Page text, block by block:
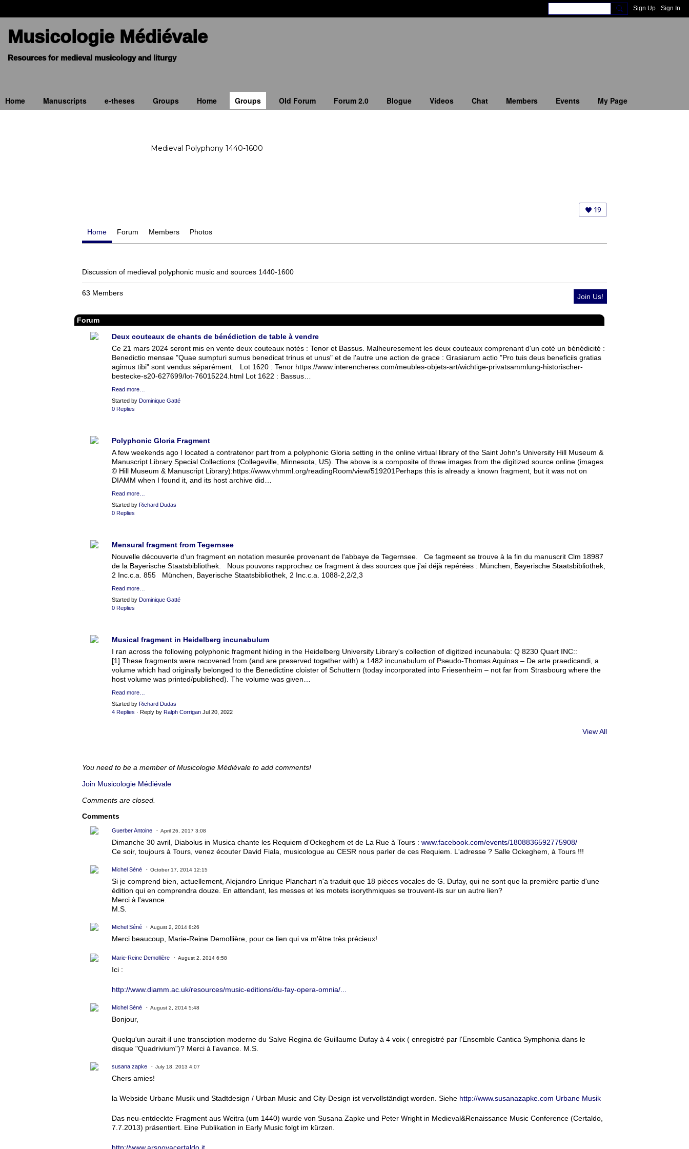
Sign Up Sign In
Musicologie Médiévale
Home Manuscripts e-theses Groups Home Groups Old Forum Forum 2.0 Blogue Videos Chat Members Events My Page
Medieval Polyphony 1440-1600
19
Home Forum Members Photos
Discussion of medieval polyphonic music and sources 1440-1600
63 Members Join Us!
Forum
Deux couteaux de chants de bénédiction de table à vendre
Ce 21 mars 2024 seront mis en vente deux couteaux notés : Tenor et Bassus. Malheuresement les deux couteaux comprenant d'un coté un bénédicité :
Benedictio mensae "Quae sumpturi sumus benedicat trinus et unus" et de l'autre une action de grace : Grasiarum actio "Pro tuis deus beneficiis gratias
agimus tibi" sont vendus séparément. Lot 1620 : Tenor https://www.interencheres.com/meubles-objets-art/wichtige-privatsammlung-historischer-
bestecke-s20-627699/lot-76015224.html Lot 1622 : Bassus…
Read more…
Started by Dominique Gatté
0 Replies
Polyphonic Gloria Fragment
A few weekends ago I located a contratenor part from a polyphonic Gloria setting in the online virtual library of the Saint John's University Hill Museum &
Manuscript Library Special Collections (Collegeville, Minnesota, US). The above is a composite of three images from the digitized source online (images
© Hill Museum & Manuscript Library):https://www.vhmml.org/readingRoom/view/519201Perhaps this is already a known fragment, but it was not on
DIAMM when I found it, and its host archive did…
Read more…
Started by Richard Dudas
0 Replies
Mensural fragment from Tegernsee
Nouvelle découverte d'un fragment en notation mesurée provenant de l'abbaye de Tegernsee. Ce fagmeent se trouve à la fin du manuscrit Clm 18987
de la Bayerische Staatsbibliothek. Nous pouvons rapprochez ce fragment à des sources que j'ai déjà repérées : München, Bayerische Staatsbibliothek,
2 Inc.c.a. 855 München, Bayerische Staatsbibliothek, 2 Inc.c.a. 1088-2,2/2,3
Read more…
Started by Dominique Gatté
0 Replies
Musical fragment in Heidelberg incunabulum
I ran across the following polyphonic fragment hiding in the Heidelberg University Library's collection of digitized incunabula: Q 8230 Quart INC::
[1] These fragments were recovered from (and are preserved together with) a 1482 incunabulum of Pseudo-Thomas Aquinas – De arte praedicandi, a
volume which had originally belonged to the Benedictine cloister of Schuttern (today incorporated into Friesenheim – not far from Strasbourg where the
host volume was printed/published). The volume was given…
Read more…
Started by Richard Dudas
4 Replies · Reply by Ralph Corrigan Jul 20, 2022
View All
You need to be a member of Musicologie Médiévale to add comments!
Join Musicologie Médiévale
Comments are closed.
Comments
Guerber Antoine April 26, 2017 3:08
Dimanche 30 avril, Diabolus in Musica chante les Requiem d'Ockeghem et de La Rue à Tours : www.facebook.com/events/1808836592775908/
Ce soir, toujours à Tours, venez écouter David Fiala, musicologue au CESR nous parler de ces Requiem. L'adresse ? Salle Ockeghem, à Tours !!!
Michel Séné October 17, 2014 12:15
Si je comprend bien, actuellement, Alejandro Enrique Planchart n'a traduit que 18 pièces vocales de G. Dufay, qui ne sont que la première partie d'une
édition qui en comprendra douze. En attendant, les messes et les motets isorythmiques se trouvent-ils sur un autre lien?
Merci à l'avance.
M.S.
Michel Séné August 2, 2014 8:26
Merci beaucoup, Marie-Reine Demollière, pour ce lien qui va m'être très précieux!
Marie-Reine Demollière August 2, 2014 6:58
Ici :
http://www.diamm.ac.uk/resources/music-editions/du-fay-opera-omnia/...
Michel Séné August 2, 2014 5:48
Bonjour,
Quelqu'un aurait-il une transciption moderne du Salve Regina de Guillaume Dufay à 4 voix ( enregistré par l'Ensemble Cantica Symphonia dans le
disque "Quadrivium")? Merci à l'avance. M.S.
susana zapke July 18, 2013 4:07
Chers amies!
la Webside Urbane Musik und Stadtdesign / Urban Music and City-Design ist vervollständigt worden. Siehe http://www.susanazapke.com Urbane Musik
Das neu-entdeckte Fragment aus Weitra (um 1440) wurde von Susana Zapke und Peter Wright in Medieval&Renaissance Music Conference (Certaldo,
7.7.2013) präsentiert. Eine Publikation in Early Music folgt im kürzen.